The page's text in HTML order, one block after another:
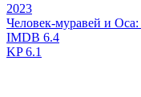
2023
Человек-муравей и
IMDB 6.4
KP6.1